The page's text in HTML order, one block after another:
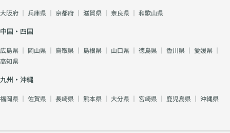
大阪府 ｜ 兵庫県 ｜ 京都府 ｜ 滋賀県 ｜ 奈良県 ｜ 和歌山県
中国・四国
広島県 ｜ 岡山県 ｜ 鳥取県 ｜ 島根県 ｜ 山口県 ｜ 徳島県 ｜ 香川県 ｜ 愛媛県 ｜
高知県
九州・沖縄
福岡県 ｜ 佐賀県 ｜ 長崎県 ｜ 熊本県 ｜ 大分県 ｜ 宮崎県 ｜ 鹿児島県 ｜ 沖縄県